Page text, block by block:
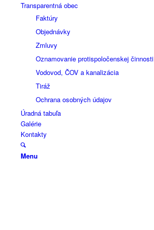
Transparentná obec
Faktúry
Objednávky
Zmluvy
Oznamovanie protispoločenskej činnosti
Vodovod, ČOV a kanalizácia
Tiráž
Ochrana osobných údajov
Úradná tabuľa
Galérie
Kontakty
Menu